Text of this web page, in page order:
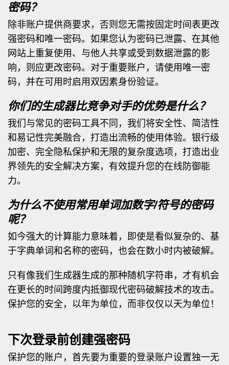
密码？
除非账户提供商要求，否则您无需按固定时间表更改
强密码和唯一密码。如果您认为密码已泄露、在其他
网站上重复使用、与他人共享或受到数据泄露的影
响，则应更改密码。对于重要账户，请使用唯一密
码，并在可用时启用双因素身份验证。
你们的生成器比竞争对手的优势是什么？
我们与常见的密码工具不同，我们将安全性、简洁性
和易记性完美融合，打造出流畅的使用体验。银行级
加密、完全隐私保护和无限的复杂度选项，打造出业
界领先的安全解决方案，有效提升您的在线防御能
力。
为什么不使用常用单词加数字/符号的密码
呢？
如今强大的计算能力意味着，即使是看似复杂的、基
于字典单词和名称的密码，也会在数小时内被破解。
只有像我们生成器生成的那种随机字符串，才有机会
在更长的时间跨度内抵御现代密码破解技术的攻击。
保护您的安全，以年为单位，而非仅仅以天为单位！
下次登录前创建强密码
保护您的账户，首先要为重要的登录账户设置独一无